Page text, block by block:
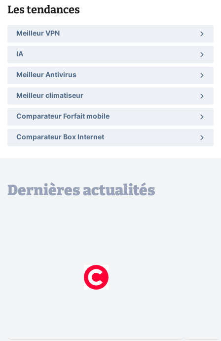
Les tendances
Meilleur VPN
IA
Meilleur Antivirus
Meilleur climatiseur
Comparateur Forfait mobile
Comparateur Box Internet
Dernières actualités